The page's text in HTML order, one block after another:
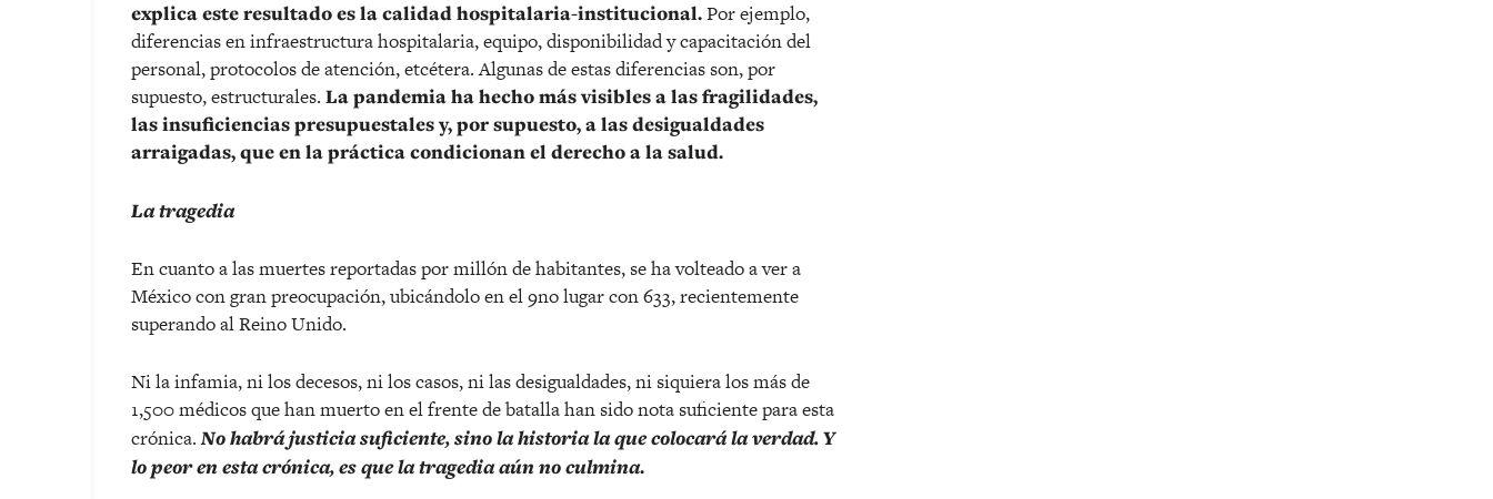
explica este resultado es la calidad hospitalaria-institucional.Por ejemplo,
diferencias en infraestructura hospitalaria, equipo, disponibilidad y capacitación del
personal, protocolos de atención, etcétera. Algunas de estas diferencias son, por
supuesto, estructurales. La pandemia ha hecho más visibles a las fragilidades,
las insuficiencias presupuestales y, por supuesto, a las desigualdades
arraigadas, que en la práctica condicionan el derecho a la salud.
La tragedia
En cuanto a las muertes reportadas por millón de habitantes, se ha volteado a ver a
México con gran preocupación, ubicándolo en el 9no lugar con 633, recientemente
superando al Reino Unido.
Ni la infamia, ni los decesos, ni los casos, ni las desigualdades, ni siquiera los más de
1,500 médicos que han muerto en el frente de batalla han sido nota suficiente para esta
crónica.No habrá justicia suficiente, sino la historia la que colocará la verdad. Y
lo peor en esta crónica, es que la tragedia aún no culmina.